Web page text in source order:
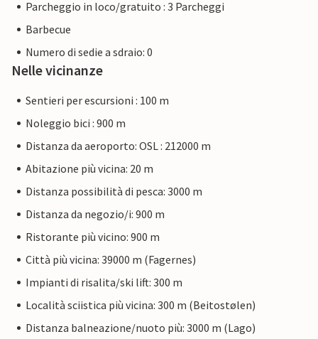
Parcheggio in loco/gratuito : 3 Parcheggi
Barbecue
Numero di sedie a sdraio: 0
Nelle vicinanze
Sentieri per escursioni : 100 m
Noleggio bici : 900 m
Distanza da aeroporto: OSL : 212000 m
Abitazione più vicina: 20 m
Distanza possibilità di pesca: 3000 m
Distanza da negozio/i: 900 m
Ristorante più vicino: 900 m
Città più vicina: 39000 m (Fagernes)
Impianti di risalita/ski lift: 300 m
Località sciistica più vicina: 300 m (Beitostølen)
Distanza balneazione/nuoto più: 3000 m (Lago)